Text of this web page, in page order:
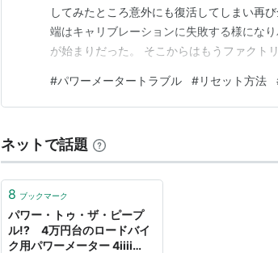
してみたところ意外にも復活してしまい再
端はキャリブレーションに失敗する様にな
が始まりだった。 そこからはもうファクト
て、一番厄介だったのがFC-R8000用のレフ
FC-08に使うとめっちゃチ…
#パワーメータートラブル #リセット方法
ネットで話題
8 ブックマーク
パワー・トゥ・ザ・ピープ
ル!? 4万円台のロードバイ
ク用パワーメーター 4iiii